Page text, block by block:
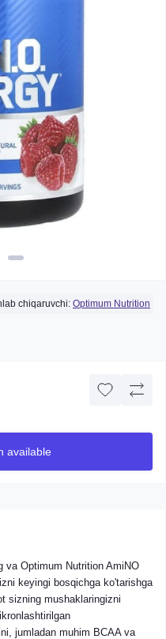
chiqaruvchi: Optimum Nutrition
available
va Optimum Nutrition AmiNO
keyingi bosqichga ko'tarishga
sizning mushaklaringizni
jumladan muhim BCAA va